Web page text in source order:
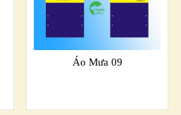
Áo Mưa 09